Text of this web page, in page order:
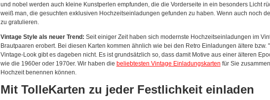
und nobel werden auch kleine Kunstperlen empfunden, die die Vorderseite in ein besonders Licht
weiß man, die gesuchten exklusiven Hochzeitseinladungen gefunden zu haben. Wenn auch noch
zu gratulieren.
Vintage Style als neuer Trend: Seit einiger Zeit haben sich modernste Hochzeitseinladungen im
Brautpaaren erobert. Bei diesen Karten kommen ähnlich wie bei den Retro Einladungen ältere
Vintage-Look gibt es dageben nicht. Es ist grundsätzlich so, dass damit Motive aus einer älteren
wie die 1960er oder 1970er. Wir haben die beliebtesten Vintage Einladungskarten für Sie
Hochzeit benennen können.
Mit TolleKarten zu jeder Festlichkeit einladen